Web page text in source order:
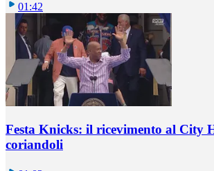
01:42
Festa Knicks: il ricevimento al City
coriandoli